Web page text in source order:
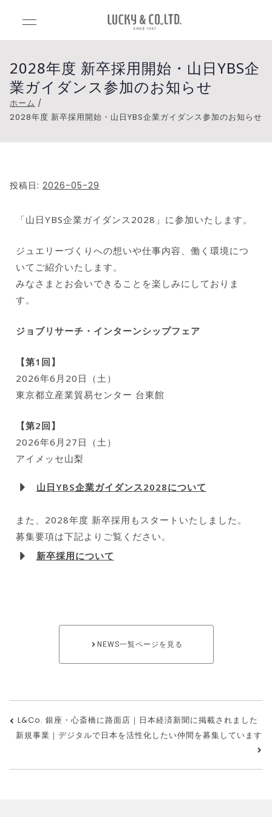
Luck
y&C
o.,Ltd
.（ラ
ンド
カン
パニ
ー）
アンドカンパ
ニー）
2028年度 新卒採用開始・山日YBS企
業ガイダンス参加のお知らせ
ホーム
2028年度 新卒採用開始・山日YBS企業ガイダンス参加のお知らせ
投稿日: 2026-05-29
「山日YBS企業ガイダンス2028」に参加いたします。
ジュエリーづくりへの想いや仕事内容、働く環境につ
いてご紹介いたします。
みなさまとお会いできることを楽しみにしておりま
す。
ジョブリサーチ・インターンシップフェア
【第1回】
2026年6月20日（土）
東京都立産業貿易センター 台東館
【第2回】
2026年6月27日（土）
アイメッセ山梨
山日YBS企業ガイダンス2028について
また、2028年度 新卒採用もスタートいたしました。
募集要項は下記よりご覧ください。
新卒採用について
NEWS一覧ページを見る
L&Co. 銀座・心斎橋に路面店｜日本経済新聞に掲載されました
新規事業｜デジタルで日本を活性化したい仲間を募集しています